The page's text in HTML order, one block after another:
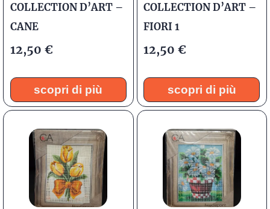
COLLECTION D’ART –
CANE
12,50 €
scopri di più
COLLECTION D’ART –
FIORI 1
12,50€
scopri di più